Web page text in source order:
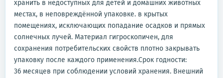
хранить в недоступных для детей и домашних животных
местах, в неповреждённой упаковке. в крытых
помещениях, исключающих попадание осадков и прямых
солнечных лучей. Материал гигроскопичен, для
сохранения потребительских свойств плотно закрывать
упаковку после каждого применения.Срок годности:
36 месяцев при соблюдении условий хранения. Внешний